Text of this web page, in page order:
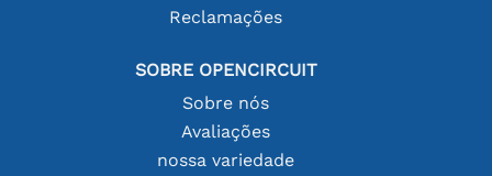
Reclamações
SOBRE OPENCIRCUIT
Sobre nós
Avaliações
nossa variedade